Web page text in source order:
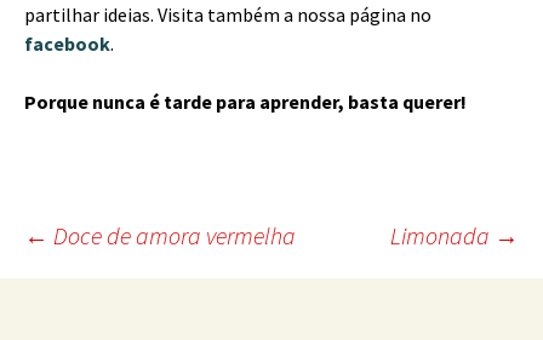
partilhar ideias. Visita também a nossa página no
facebook.
Porque nunca é tarde para aprender, basta querer!
Post
← Doce de amora vermelha Limonada →